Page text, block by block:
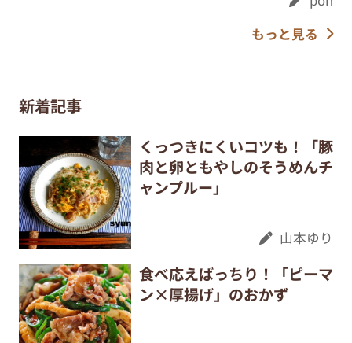
もっと見る
新着記事
くっつきにくいコツも！「豚
肉と卵ともやしのそうめんチ
ャンプルー」
山本ゆり
食べ応えばっちり！「ピーマ
ン×厚揚げ」のおかず